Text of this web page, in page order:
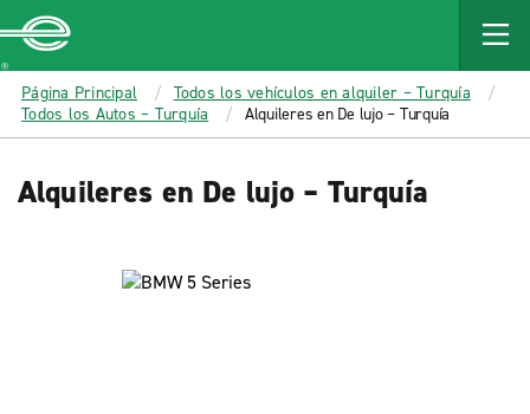
MAIN
CONTENT
Enterprise
Página Principal
Todos los vehículos en alquiler – Turquía
Todos los Autos – Turquía
Alquileres en De lujo – Turquía
Alquileres en De lujo – Turquía